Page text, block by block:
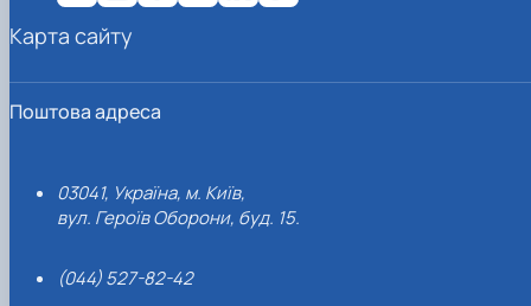
Поштова адреса
03041, Україна, м. Київ,
вул. Героїв Оборони, буд. 15.
(044) 527-82-42
Карта сайту